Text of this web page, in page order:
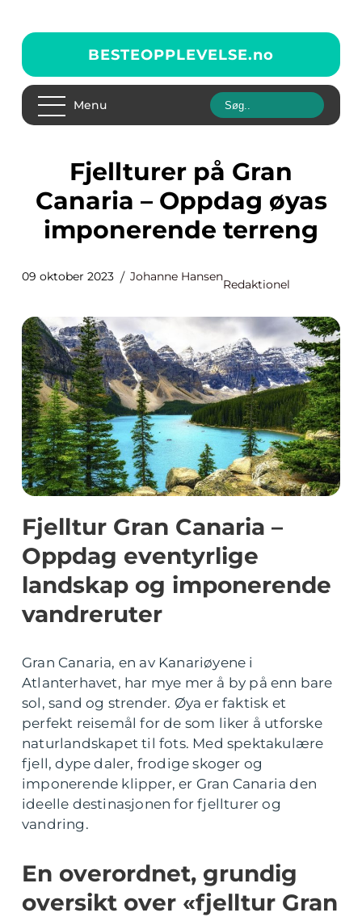
BESTEOPPLEVELSE.no
Menu
Fjellturer på Gran
Canaria – Oppdag øyas
imponerende terreng
09 oktober 2023 Johanne Hansen
Redaktionel
Fjelltur Gran Canaria –
Oppdag eventyrlige
landskap og imponerende
vandreruter
Gran Canaria, en av Kanariøyene i
Atlanterhavet, har mye mer å by på enn bare
sol, sand og strender. Øya er faktisk et
perfekt reisemål for de som liker å utforske
naturlandskapet til fots. Med spektakulære
fjell, dype daler, frodige skoger og
imponerende klipper, er Gran Canaria den
ideelle destinasjonen for fjellturer og
vandring.
En overordnet, grundig
oversikt over «fjelltur Gran